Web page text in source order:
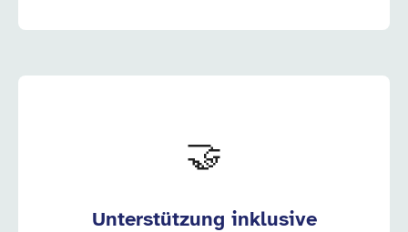
🤝
Unterstützung inklusive